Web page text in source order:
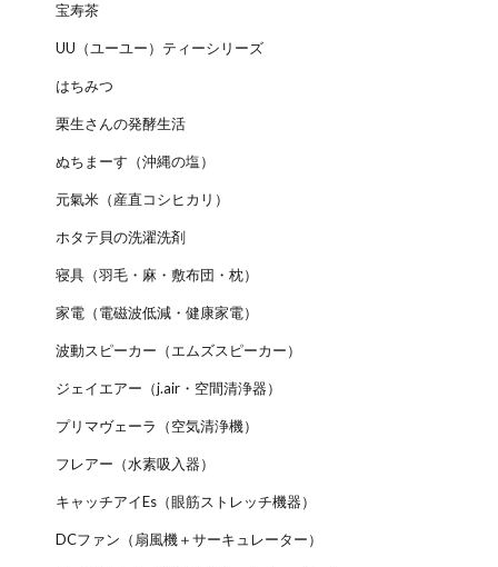
宝寿茶
UU（ユーユー）ティーシリーズ
はちみつ
栗生さんの発酵生活
ぬちまーす（沖縄の塩）
元氣米（産直コシヒカリ）
ホタテ貝の洗濯洗剤
寝具（羽毛・麻・敷布団・枕）
家電（電磁波低減・健康家電）
波動スピーカー（エムズスピーカー）
ジェイエアー（j.air・空間清浄器）
プリマヴェーラ（空気清浄機）
フレアー（水素吸入器）
キャッチアイEs（眼筋ストレッチ機器）
DCファン（扇風機＋サーキュレーター）